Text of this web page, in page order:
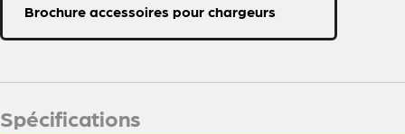
Brochure accessoires pour chargeurs
Spécifications